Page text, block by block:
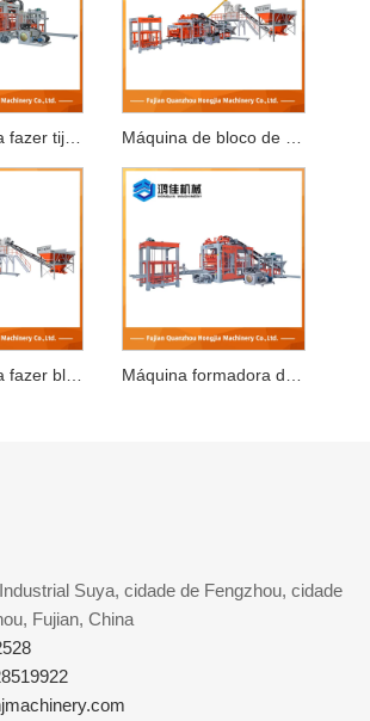
Máquina para fazer tijolos totalmente automática
Máquina para fazer blocos de intertravamento automático
Suya, cidade de Fengzhou, cidade
Fujian, China